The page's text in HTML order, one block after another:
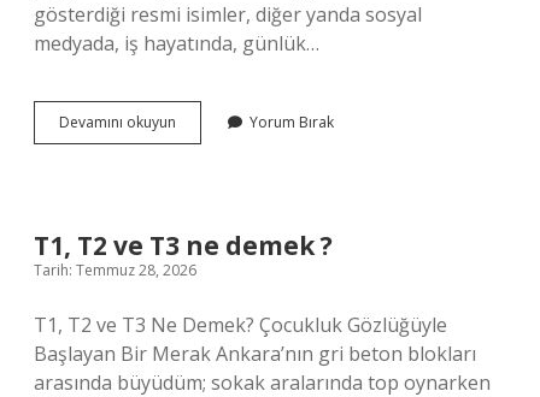
gösterdiği resmi isimler, diğer yanda sosyal
medyada, iş hayatında, günlük…
Devamını okuyun
adı
Yorum Bırak
T1, T2 ve T3 ne demek ?
Tarih: Temmuz 28, 2026
T1, T2 ve T3 Ne Demek? Çocukluk Gözlüğüyle
Başlayan Bir Merak Ankara’nın gri beton blokları
arasında büyüdüm; sokak aralarında top oynarken